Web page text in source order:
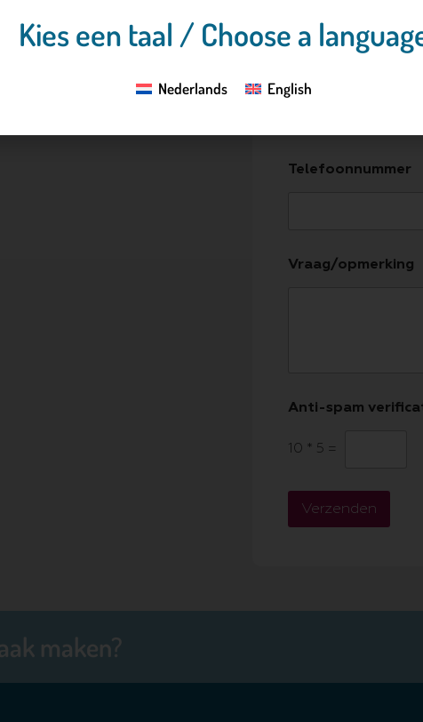
plaats blijven zitten
hoek van 0°, 5°,
borst
Telefoonnummer
Vraag/opmerking
Anti-spam
10 * 5 =
Verzenden
maken?
Kies een taal / Choose a
Nederlands English